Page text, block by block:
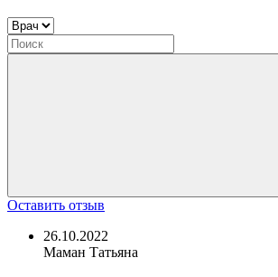
Оставить отзыв
26.10.2022
Маман Татьяна